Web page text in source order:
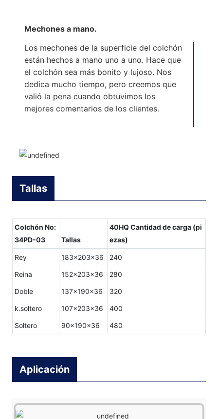
Mechones a mano.
Los mechones de la superficie del colchón
están hechos a mano uno a uno. Hace que
el colchón sea más bonito y lujoso. Nos
dedica mucho tiempo, pero creemos que
valió la pena cuando obtuvimos los
mejores comentarios de los clientes.
Tallas
Colchón No:
34PD-03
Tallas
40HQ Cantidad de carga (pi
ezas)
Rey 183x203x36 240
Reina 152x203x36 280
Doble 137x190x36 320
k.soltero 107x203x36 400
Soltero 90x190x36 480
Aplicación